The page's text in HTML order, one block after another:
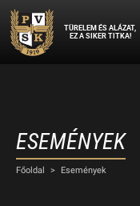
TÜRELEM ÉS ALÁZAT,
EZ A SIKER TITKA!
ESEMÉNYEK
Főoldal > Események